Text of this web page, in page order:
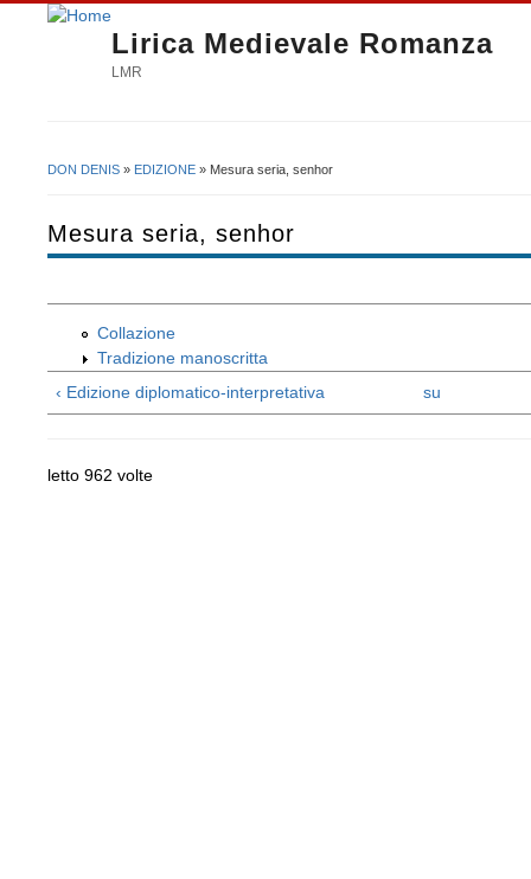
Lirica Medievale Romanza
LMR
DON DENIS » EDIZIONE » Mesura seria, senhor
Mesura seria, senhor
Collazione
Tradizione manoscritta
‹ Edizione diplomatico-interpretativa
su
letto 962 volte